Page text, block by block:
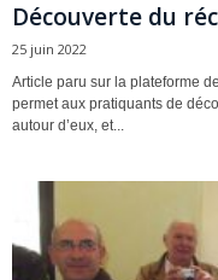
Découverte du
25 juin 2022
Article paru sur la plateforme
permet aux pratiquants de
autour d’eux, et...